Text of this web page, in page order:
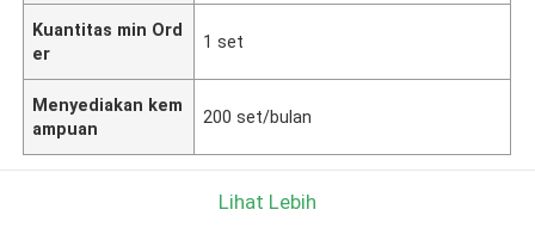
Kuantitas min Ord
er
1 set
Menyediakan kem
ampuan
200 set/bulan
Lihat Lebih